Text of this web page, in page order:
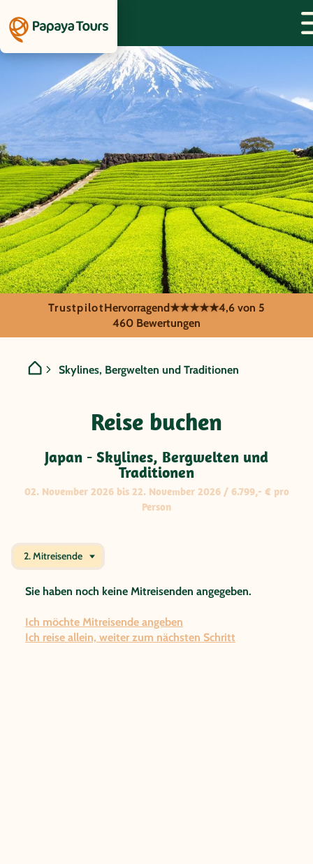
GRUPPENREISE:
Japan - Skylines,
TrustpilotHervorragend★★★★★4,6 von 5
460 Bewertungen
Skylines, Bergwelten und Traditionen
Reise buchen
Japan - Skylines, Bergwelten und
Traditionen
02. November 2026 bis 22. November 2026 / 6.799,- € pro
Person
2. Mitreisende
Sie haben noch keine Mitreisenden angegeben.
Ich möchte Mitreisende angeben
Ich reise allein, weiter zum nächsten Schritt